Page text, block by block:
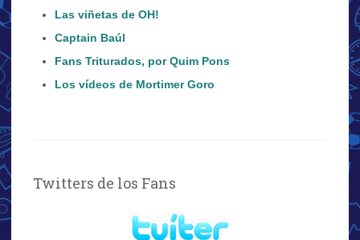
Las viñetas de OH!
Captain Baúl
Fans Triturados, por Quim Pons
Los vídeos de Mortimer Goro
Twitters de los Fans